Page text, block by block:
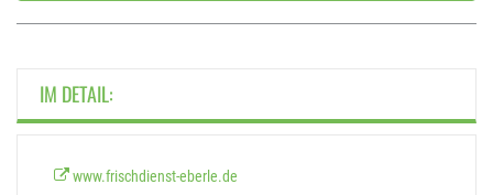
IM DETAIL:
www.frischdienst-eberle.de